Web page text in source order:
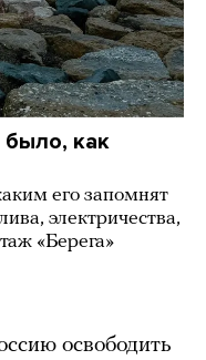
было, как
его запомнят
электричества,
«Берега»
освободить